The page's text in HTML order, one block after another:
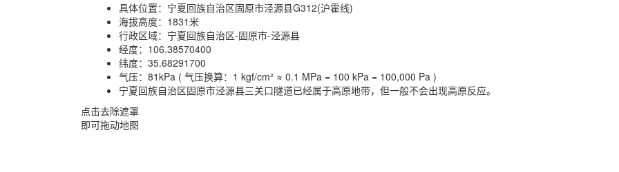
具体位置： 宁夏回族自治区固原市泾源县G312(沪霍线)
海拔高度： 1831米
行政区域： 宁夏回族自治区-固原市-泾源县
经度： 106.38570400
纬度： 35.68291700
气压： 81kPa ( 气压换算：1 kgf/cm² ≈ 0.1 MPa = 100 kPa = 100,000 Pa )
宁夏回族自治区固原市泾源县三关口隧道已经属于高原地带，但一般不会出现高原反应。
点击去除遮罩
即可拖动地图